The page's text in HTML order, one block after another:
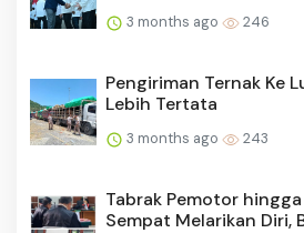
3 months ago 246
Pengiriman Ternak Ke
Lebih Tertata
3 months ago 243
Tabrak Pemotor
Sempat Melarikan Diri,